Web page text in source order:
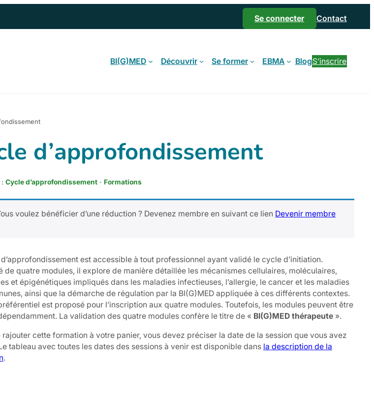
Se connecter Contact
BI(G)MED Découvrir Se former EBMA BlogS’inscrire
d’approfondissement
Cycle d’approfondissement Formations
voulez bénéficier d’une réduction ? Devenez membre en suivant ce lien Devenir membre
est accessible à tout professionnel ayant validé le cycle d’initiation.
de quatre modules, il explore de manière détaillée les mécanismes cellulaires, moléculaires,
et épigénétiques impliqués dans les maladies infectieuses, l’allergie, le cancer et les maladies
ainsi que la démarche de régulation par la BI(G)MED appliquée à ces différents contextes.
est proposé pour l’inscription aux quatre modules. Toutefois, les modules peuvent être
La validation des quatre modules confère le titre de « BI(G)MED thérapeute ».
rajouter cette formation à votre panier, vous devez préciser la date de la session que vous avez
tableau avec toutes les dates des sessions à venir est disponible dans la description de la
.